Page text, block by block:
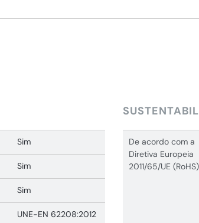
Sim
Sim
Sim
UNE-EN 62208:2012
De acordo com a
Diretiva Europeia
2011/65/UE (RoHS)